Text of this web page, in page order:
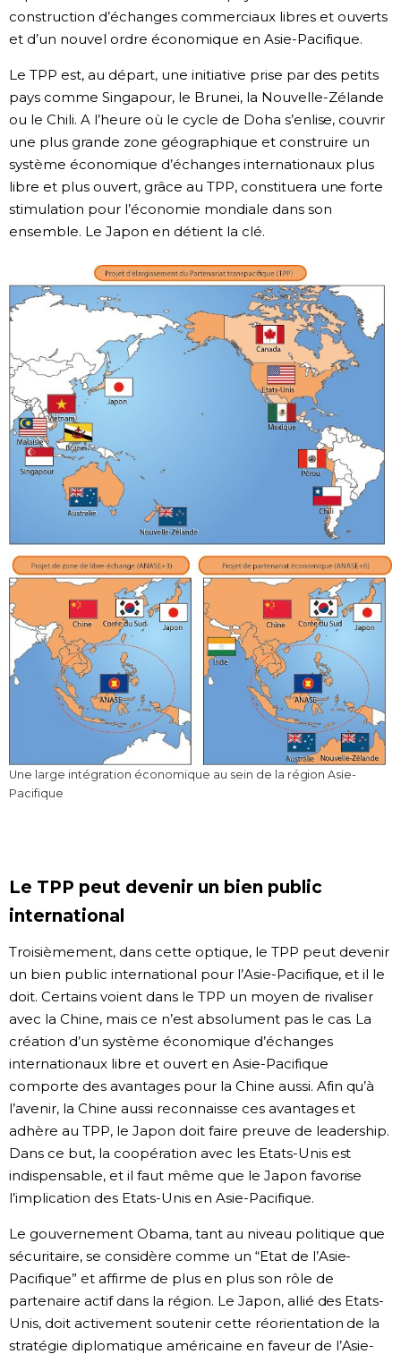
construction d’échanges commerciaux libres et ouverts
et d’un nouvel ordre économique en Asie-Pacifique.
Le TPP est, au départ, une initiative prise par des petits
pays comme Singapour, le Brunei, la Nouvelle-Zélande
ou le Chili. A l’heure où le cycle de Doha s’enlise, couvrir
une plus grande zone géographique et construire un
système économique d’échanges internationaux plus
libre et plus ouvert, grâce au TPP, constituera une forte
stimulation pour l’économie mondiale dans son
ensemble. Le Japon en détient la clé.
Une large intégration économique au sein de la région Asie-
Pacifique
Le TPP peut devenir un bien public
international
Troisièmement, dans cette optique, le TPP peut devenir
un bien public international pour l’Asie-Pacifique, et il le
doit. Certains voient dans le TPP un moyen de rivaliser
avec la Chine, mais ce n’est absolument pas le cas. La
création d’un système économique d’échanges
internationaux libre et ouvert en Asie-Pacifique
comporte des avantages pour la Chine aussi. Afin qu’à
l’avenir, la Chine aussi reconnaisse ces avantages et
adhère au TPP, le Japon doit faire preuve de leadership.
Dans ce but, la coopération avec les Etats-Unis est
indispensable, et il faut même que le Japon favorise
l’implication des Etats-Unis en Asie-Pacifique.
Le gouvernement Obama, tant au niveau politique que
sécuritaire, se considère comme un “Etat de l’Asie-
Pacifique” et affirme de plus en plus son rôle de
partenaire actif dans la région. Le Japon, allié des Etats-
Unis, doit activement soutenir cette réorientation de la
stratégie diplomatique américaine en faveur de l’Asie-